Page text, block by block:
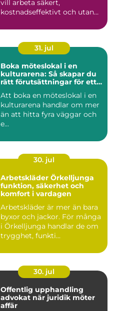
vill arbeta säkert,
kostnadseffektivt och utan
31. jul
Boka möteslokal i en
kulturarena: Så skapar du
rätt förutsättningar för ett
Att boka en möteslokal i en
kulturarena handlar om mer
än att hitta fyra väggar och
e...
30. jul
Arbetskläder Örkelljunga
funktion, säkerhet och
komfort i vardagen
Arbetskläder är mer än bara
byxor och jackor. För många
i Örkelljunga handlar de om
trygghet, funkti...
30. jul
Offentlig upphandling
advokat när juridik möter
affär